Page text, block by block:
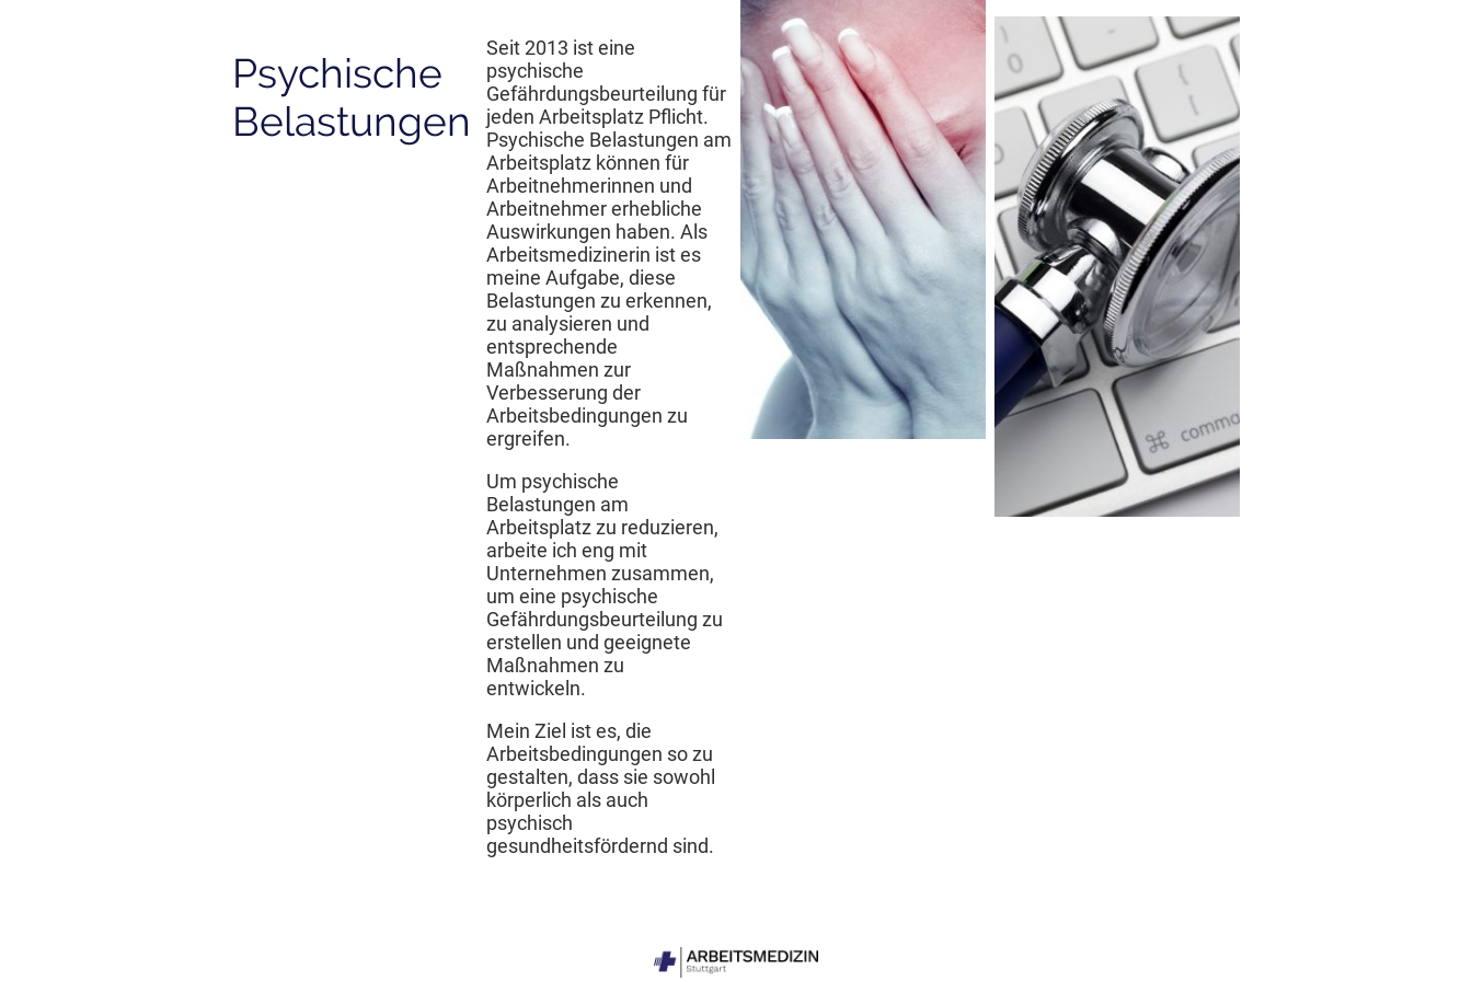
Psychische
Belastungen
Seit 2013 ist eine
psychische
Gefährdungsbeurteilung für
jeden Arbeitsplatz Pflicht.
Psychische Belastungen am
Arbeitsplatz können für
Arbeitnehmerinnen und
Arbeitnehmer erhebliche
Auswirkungen haben. Als
Arbeitsmedizinerin ist es
meine Aufgabe, diese
Belastungen zu erkennen,
zu analysieren und
entsprechende
Maßnahmen zur
Verbesserung der
Arbeitsbedingungen zu
ergreifen.
Um psychische
Belastungen am
Arbeitsplatz zu reduzieren,
arbeite ich eng mit
Unternehmen zusammen,
um eine psychische
Gefährdungsbeurteilung zu
erstellen und geeignete
Maßnahmen zu
entwickeln.
Mein Ziel ist es, die
Arbeitsbedingungen so zu
gestalten, dass sie sowohl
körperlich als auch
psychisch
gesundheitsfördernd sind.